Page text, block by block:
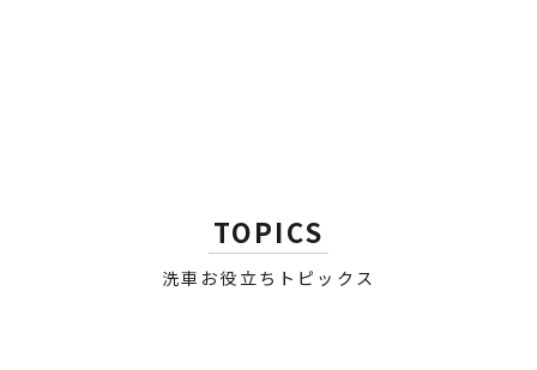
TOPICS
洗車お役立ちトピックス